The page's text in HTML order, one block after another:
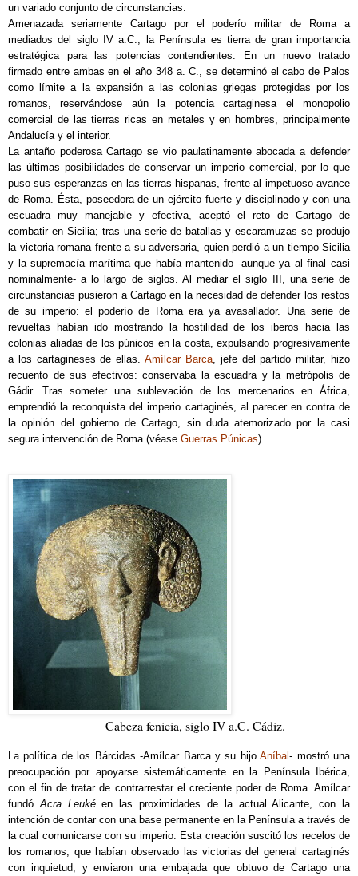
un variado conjunto de circunstancias.
Amenazada seriamente Cartago por el poderío militar de Roma a
mediados del siglo IV a.C., la Península es tierra de gran importancia
estratégica para las potencias contendientes. En un nuevo tratado
firmado entre ambas en el año 348 a. C., se determinó el cabo de Palos
como límite a la expansión a las colonias griegas protegidas por los
romanos, reservándose aún la potencia cartaginesa el monopolio
comercial de las tierras ricas en metales y en hombres, principalmente
Andalucía y el interior.
La antaño poderosa Cartago se vio paulatinamente abocada a defender
las últimas posibilidades de conservar un imperio comercial, por lo que
puso sus esperanzas en las tierras hispanas, frente al impetuoso avance
de Roma. Ésta, poseedora de un ejército fuerte y disciplinado y con una
escuadra muy manejable y efectiva, aceptó el reto de Cartago de
combatir en Sicilia; tras una serie de batallas y escaramuzas se produjo
la victoria romana frente a su adversaria, quien perdió a un tiempo Sicilia
y la supremacía marítima que había mantenido -aunque ya al final casi
nominalmente- a lo largo de siglos. Al mediar el siglo III, una serie de
circunstancias pusieron a Cartago en la necesidad de defender los restos
de su imperio: el poderío de Roma era ya avasallador. Una serie de
revueltas habían ido mostrando la hostilidad de los iberos hacia las
colonias aliadas de los púnicos en la costa, expulsando progresivamente
a los cartagineses de ellas.Amílcar Barca, jefe del partido militar, hizo
recuento de sus efectivos: conservaba la escuadra y la metrópolis de
Gádir. Tras someter una sublevación de los mercenarios en África,
emprendió la reconquista del imperio cartaginés, al parecer en contra de
la opinión del gobierno de Cartago, sin duda atemorizado por la casi
segura intervención de Roma (véase Guerras Púnicas)
Cabeza fenicia, siglo IV a.C. Cádiz.
La política de los Bárcidas -Amílcar Barca y su hijoAníbal- mostró una
preocupación por apoyarse sistemáticamente en la Península Ibérica,
con el fin de tratar de contrarrestar el creciente poder de Roma. Amílcar
fundó Acra Leukéen las proximidades de la actual Alicante, con la
intención de contar con una base permanente en la Península a través de
la cual comunicarse con su imperio. Esta creación suscitó los recelos de
los romanos, que habían observado las victorias del general cartaginés
con inquietud, y enviaron una embajada que obtuvo de Cartago una